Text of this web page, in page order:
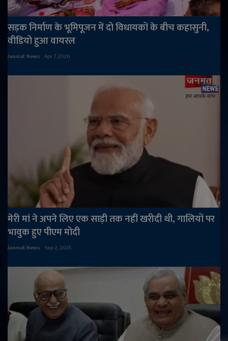
सड़क निर्माण के भूमिपूजन में दो विधायकों के बीच कहासुनी,
वीडियो हुआ वायरल
Janmat News Apr 7, 2026
मेरी मां ने अपने लिए एक साड़ी तक नहीं खरीदी थी, गालियों पर
भावुक हुए पीएम मोदी
Janmat News Sep 2, 2025